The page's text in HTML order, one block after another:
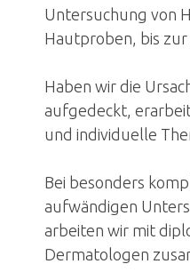
Fallbeispiele
Über uns
News
Kontakt
Untersuchung von
Hautproben, bis
Haben wir die
aufgedeckt,
und individuelle
Bei besonders
aufwändigen
arbeiten wir mit
Dermatologen